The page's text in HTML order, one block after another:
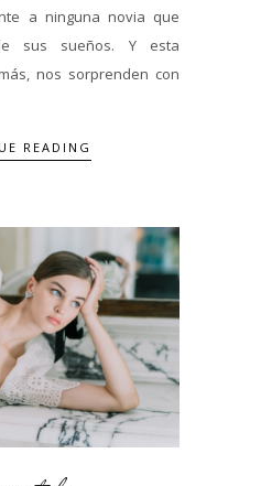
a ninguna novia que
sus sueños. Y esta
nos sorprenden con
READING